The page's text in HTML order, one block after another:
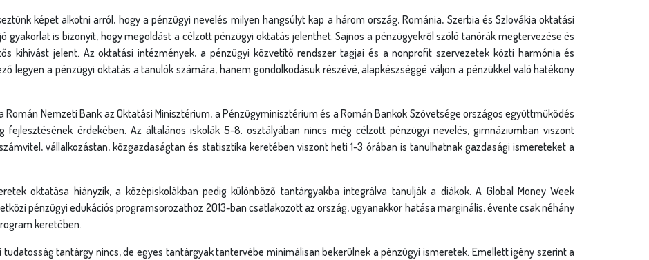
képet alkotni arról, hogy a pénzügyi nevelés milyen hangsúlyt kap a három ország, Románia, Szerbia és Szlovákia oktatási
gyakorlat is bizonyít, hogy megoldást a célzott pénzügyi oktatás jelenthet. Sajnos a pénzügyekről szóló tanórák megtervezése és
kihívást jelent. Az oktatási intézmények, a pénzügyi közvetítő rendszer tagjai és a nonprofit szervezetek közti harmónia és
legyen a pénzügyi oktatás a tanulók számára, hanem gondolkodásuk részévé, alapkészséggé váljon a pénzükkel való hatékony
Román Nemzeti Bank az Oktatási Minisztérium, a Pénzügyminisztérium és a Román Bankok Szövetsége országos együttműködés
fejlesztésének érdekében. Az általános iskolák 5-8. osztályában nincs még célzott pénzügyi nevelés, gimnáziumban viszont
vállalkozástan, közgazdaságtan és statisztika keretében viszont heti 1-3 órában is tanulhatnak gazdasági ismereteket a
oktatása hiányzik, a középiskolákban pedig különböző tantárgyakba integrálva tanulják a diákok. A Global Money Week
pénzügyi edukációs programsorozathoz 2013-ban csatlakozott az ország, ugyanakkor hatása marginális, évente csak néhány
keretében.
tantárgy nincs, de egyes tantárgyak tantervébe minimálisan bekerülnek a pénzügyi ismeretek. Emellett igény szerint a